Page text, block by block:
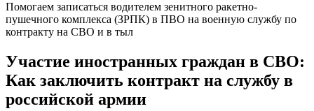
Помогаем записаться водителем зенитного ракетно-
пушечного комплекса (ЗРПК) в ПВО на военную службу по
контракту на СВО и в тыл
Участие иностранных граждан в СВО:
Как заключить контракт на службу в
российской армии